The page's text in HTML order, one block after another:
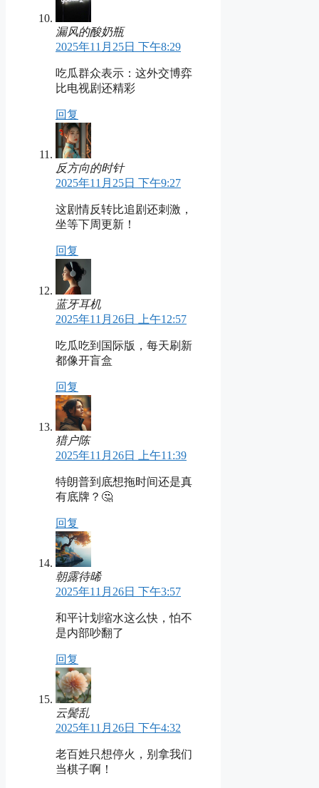
漏风的酸奶瓶
2025年11月25日 下午8:29
吃瓜群众表示：这外交博弈
比电视剧还精彩
回复
反方向的时针
2025年11月25日 下午9:27
这剧情反转比追剧还刺激，
坐等下周更新！
回复
蓝牙耳机
2025年11月26日 上午12:57
吃瓜吃到国际版，每天刷新
都像开盲盒
回复
猎户陈
2025年11月26日 上午11:39
特朗普到底想拖时间还是真
有底牌？🤔
回复
朝露待晞
2025年11月26日 下午3:57
和平计划缩水这么快，怕不
是内部吵翻了
回复
云鬓乱
2025年11月26日 下午4:32
老百姓只想停火，别拿我们
当棋子啊！